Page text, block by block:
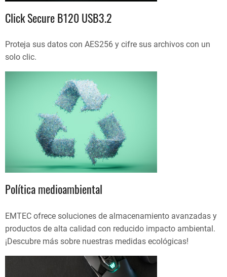
Click Secure B120 USB3.2
Proteja sus datos con AES256 y cifre sus archivos con un
solo clic.
Política medioambiental
EMTEC ofrece soluciones de almacenamiento avanzadas y
productos de alta calidad con reducido impacto ambiental.
¡Descubre más sobre nuestras medidas ecológicas!